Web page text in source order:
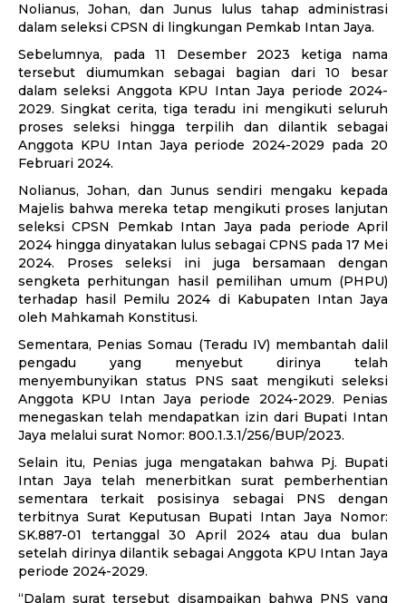
Nolianus, Johan, dan Junus lulus tahap administrasi
dalam seleksi CPSN di lingkungan Pemkab Intan Jaya.
Sebelumnya, pada 11 Desember 2023 ketiga nama
tersebut diumumkan sebagai bagian dari 10 besar
dalam seleksi Anggota KPU Intan Jaya periode 2024-
2029. Singkat cerita, tiga teradu ini mengikuti seluruh
proses seleksi hingga terpilih dan dilantik sebagai
Anggota KPU Intan Jaya periode 2024-2029 pada 20
Februari 2024.
Nolianus, Johan, dan Junus sendiri mengaku kepada
Majelis bahwa mereka tetap mengikuti proses lanjutan
seleksi CPSN Pemkab Intan Jaya pada periode April
2024 hingga dinyatakan lulus sebagai CPNS pada 17 Mei
2024. Proses seleksi ini juga bersamaan dengan
sengketa perhitungan hasil pemilihan umum (PHPU)
terhadap hasil Pemilu 2024 di Kabupaten Intan Jaya
oleh Mahkamah Konstitusi.
Sementara, Penias Somau (Teradu IV) membantah dalil
pengadu yang menyebut dirinya telah
menyembunyikan status PNS saat mengikuti seleksi
Anggota KPU Intan Jaya periode 2024-2029. Penias
menegaskan telah mendapatkan izin dari Bupati Intan
Jaya melalui surat Nomor: 800.1.3.1/256/BUP/2023.
Selain itu, Penias juga mengatakan bahwa Pj. Bupati
Intan Jaya telah menerbitkan surat pemberhentian
sementara terkait posisinya sebagai PNS dengan
terbitnya Surat Keputusan Bupati Intan Jaya Nomor:
SK.887-01 tertanggal 30 April 2024 atau dua bulan
setelah dirinya dilantik sebagai Anggota KPU Intan Jaya
periode 2024-2029.
“Dalam surat tersebut disampaikan bahwa PNS yang